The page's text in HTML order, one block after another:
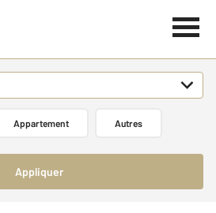
Appartement Autres
Appliquer